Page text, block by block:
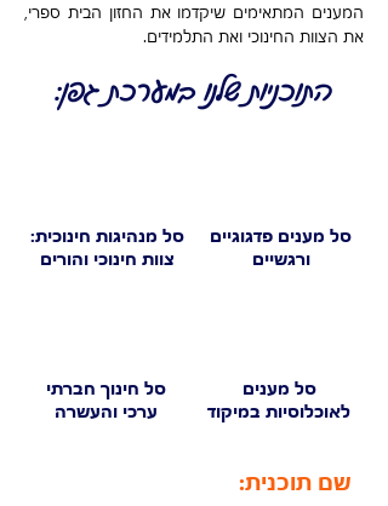
המענים המתאימים שיקדמו את החזון הבית ספרי,
את הצוות החינוכי ואת התלמידים.
התוכניות שלנו במערכת גפן:
סל מנהיגות חינוכית:
צוות חינוכי והורים
סל מענים
לאוכלוסיות במיקוד
סל חינוך חברתי
ערכי והעשרה
סל מענים פדגוגיים
ורגשיים
שם תוכנית: